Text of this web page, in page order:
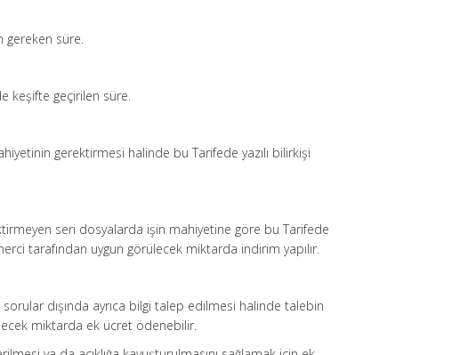
gereken süre.
keşifte geçirilen süre.
gerektirmesi halinde bu Tarifede yazılı bilirkişi
seri dosyalarda işin mahiyetine göre bu Tarifede
tarafından uygun görülecek miktarda indirim yapılır.
dışında ayrıca bilgi talep edilmesi halinde talebin
miktarda ek ücret ödenebilir.